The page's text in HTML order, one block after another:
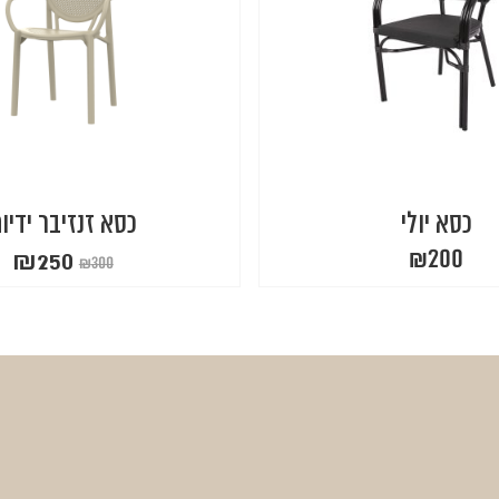
כסא יולי
₪200
כסא זנזיבר
₪300
המחיר
₪300.
₪250המחיר
₪250.